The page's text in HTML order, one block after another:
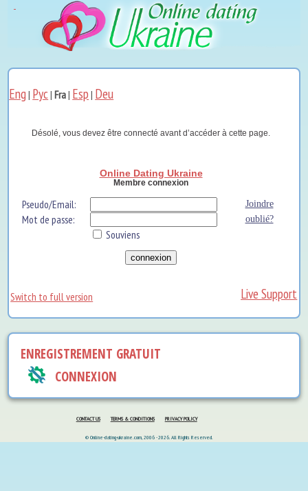
Eng | Рус|Fra| Esp | Deu
Désolé, vous devez être connecté avant d’accéder à cette page.
Online Dating Ukraine
Membre connexion
Pseudo/Email: Joindre
Mot de passe: oublié?
Souviens
Switch to full version Live Support
ENREGISTREMENT GRATUIT
CONNEXION
CONTACT US TERMS & CONDITIONS PRIVACY POLICY
© Online-dating-ukraine.com, 2006 - 2026. All Rights Reserved.